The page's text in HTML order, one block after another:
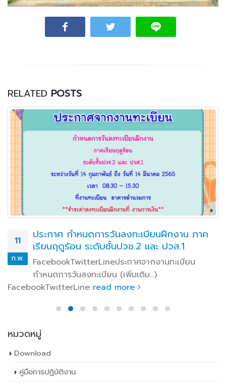
RELATED POSTS
11
ก.พ.
ประกาศ กำหนดการวันลงทะเบียนฝึกงาน ภาค
เรียนฤดูร้อน ระดับชั้นปวช.2 และ ปวส.1
FacebookTwitterLineประกาศจากงานทะเบียน
กำหนดการวันลงทะเบียน (เพิ่มเติม…)
FacebookTwitterLine read more
หมวดหมู่
Download
คู่มือการปฏิบัติงาน